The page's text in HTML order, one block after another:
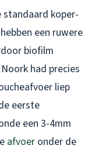
standaard koper-
een ruwere
biofilm
had precies
liep
eerste
een 3-4mm
afvoer onder de